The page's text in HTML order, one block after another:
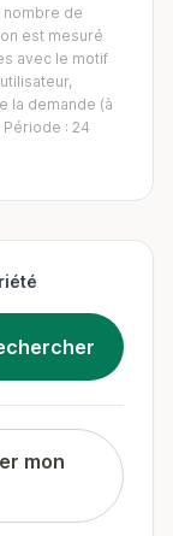
de
est mesuré
avec le motif
la demande (à
: 24
mon